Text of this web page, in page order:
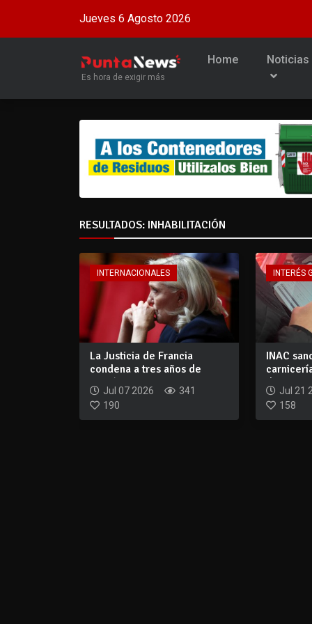
Jueves 6 Agosto 2026
Es hora de exigir más
Home Noticias
RESULTADOS: INHABILITACIÓN
INTERNACIONALES
La Justicia de Francia
condena a tres años de
prisión y 15 m...
Jul 07 2026
341
190
INTERÉS
INAC
Jul 21
158